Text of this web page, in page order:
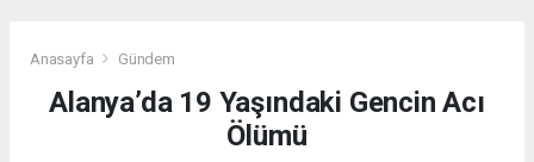
Anasayfa Gündem
Alanya’da 19 Yaşındaki Gencin Acı
Ölümü